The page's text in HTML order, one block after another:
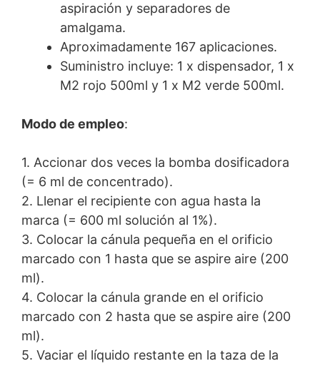
aspiración y separadores de
amalgama.
Aproximadamente 167 aplicaciones.
Suministro incluye: 1 x dispensador, 1 x
M2 rojo 500ml y 1 x M2 verde 500ml.
Modo de empleo:
1. Accionar dos veces la bomba dosificadora
(= 6 ml de concentrado).
2. Llenar el recipiente con agua hasta la
marca (= 600 ml solución al 1%).
3. Colocar la cánula pequeña en el orificio
marcado con 1 hasta que se aspire aire (200
ml).
4. Colocar la cánula grande en el orificio
marcado con 2 hasta que se aspire aire (200
ml).
5. Vaciar el líquido restante en la taza de la